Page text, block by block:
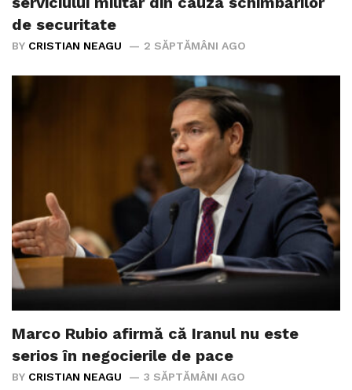
de securitate
BY CRISTIAN NEAGU 2 SĂPTĂMÂNI AGO
Marco Rubio afirmă că Iranul nu este
serios în negocierile de pace
BY CRISTIAN NEAGU 3 SĂPTĂMÂNI AGO